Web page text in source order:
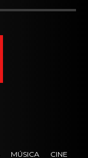
MÚSICA CINE